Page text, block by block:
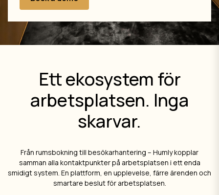
Ett ekosystem för
arbetsplatsen. Inga
skarvar.
Från rumsbokning till besökarhantering – Humly kopplar
samman alla kontaktpunkter på arbetsplatsen i ett enda
smidigt system. En plattform, en upplevelse, färre ärenden och
smartare beslut för arbetsplatsen.